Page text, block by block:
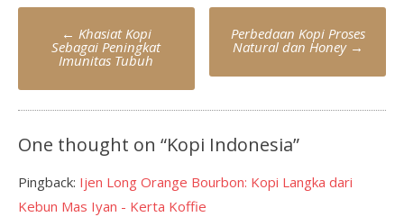
Post
navigation
← Khasiat Kopi
Sebagai Peningkat
Imunitas Tubuh
Perbedaan Kopi Proses
Natural dan Honey →
One thought on “Kopi Indonesia”
Pingback: Ijen Long Orange Bourbon: Kopi Langka dari
Kebun Mas Iyan - Kerta Koffie